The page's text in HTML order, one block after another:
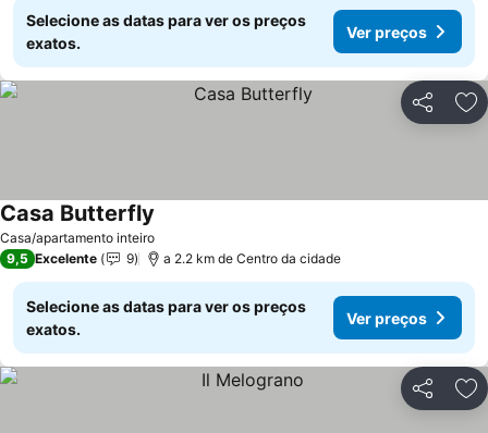
Selecione as datas para ver os preços
exatos.
Ver preços
Partilhar
Casa/apartamento inteiro
Casa Butterfly
9,5 Excelente 9 a 2.2 km de Centro da cidade
Selecione as datas para ver os preços
exatos.
Ver preços
Partilhar